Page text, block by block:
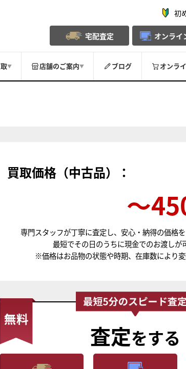
初
宅配査定 オンライ
▼ 店舗のご案内▼ ブログ オンラ
買取価格（中古品）：
〜
専門スタッフが丁寧に査定し、安心・納得の価格を
最短でその日のうちに現金でのお渡しが
※価格はお品物の状態や時期、在庫数により変
査定をする